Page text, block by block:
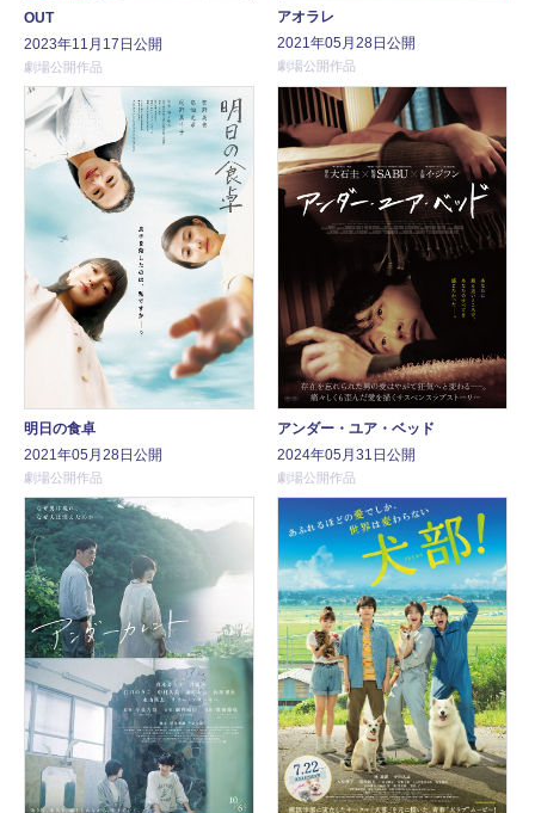
OUT
2023年11月17日公開
劇場公開作品
アオラレ
2021年05月28日公開
劇場公開作品
明日の食卓
2021年05月28日公開
劇場公開作品
アンダー・ユア・ベッド
2024年05月31日公開
劇場公開作品